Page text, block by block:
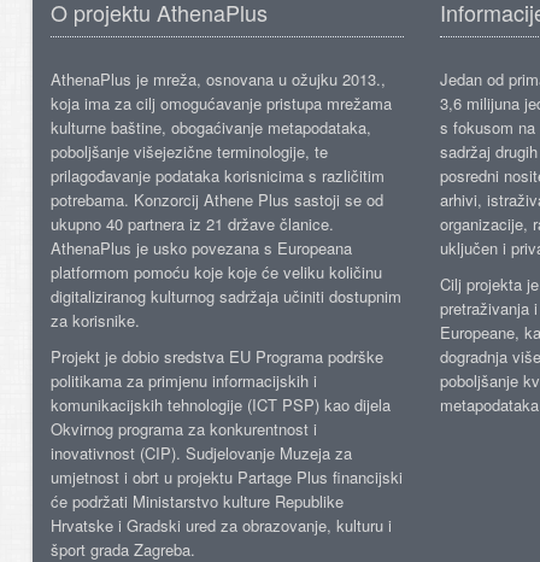
O projektu AthenaPlus
AthenaPlus je mreža, osnovana u ožujku 2013.,
koja ima za cilj omogućavanje pristupa mrežama
kulturne baštine, obogaćivanje metapodataka,
poboljšanje višejezične terminologije, te
prilagođavanje podataka korisnicima s različitim
potrebama. Konzorcij Athene Plus sastoji se od
ukupno 40 partnera iz 21 države članice.
AthenaPlus je usko povezana s Europeana
platformom pomoću koje koje će veliku količinu
digitaliziranog kulturnog sadržaja učiniti dostupnim
za korisnike.
Projekt je dobio sredstva EU Programa podrške
politikama za primjenu informacijskih i
komunikacijskih tehnologije (ICT PSP) kao dijela
Okvirnog programa za konkurentnost i
inovativnost (CIP). Sudjelovanje Muzeja za
umjetnost i obrt u projektu Partage Plus financijski
će podržati Ministarstvo kulture Republike
Hrvatske i Gradski ured za obrazovanje, kulturu i
šport grada Zagreba.
Jedan od
3,6 milijuna
s fokusom
sadržaj
posredni
arhivi,
organizacije,
uključen i
Cilj projekta
pretraživanja
Europeane,
dogradnja
poboljšanje